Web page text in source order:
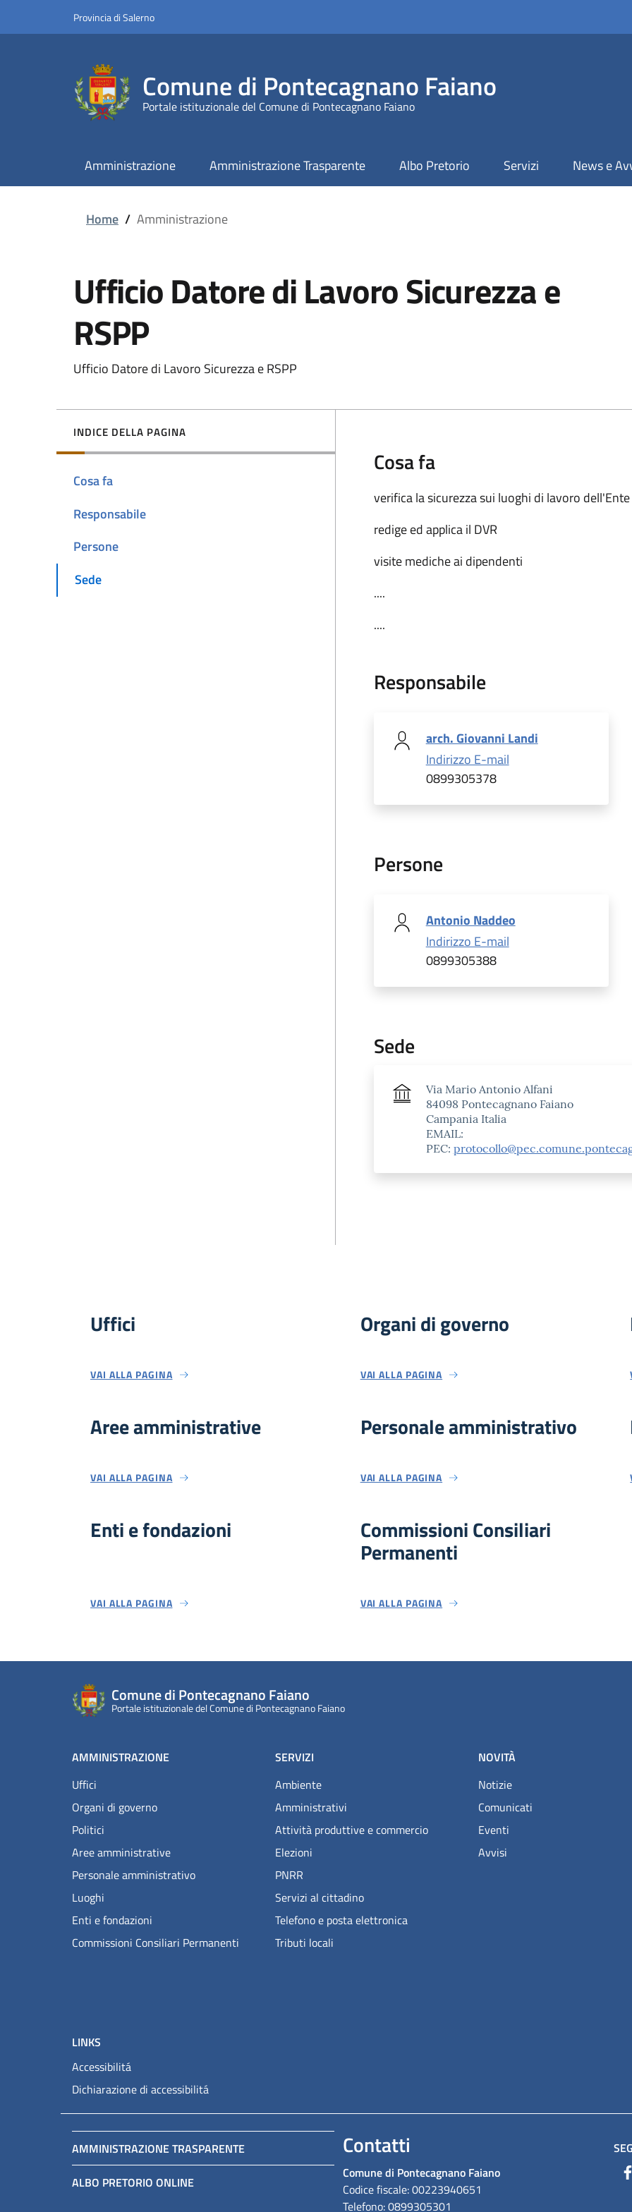
Provincia di Salerno
Comune di Pontecagnano Faiano
Portale istituzionale del Comune di Pontecagnano Faiano
Amministrazione Amministrazione Trasparente Albo Pretorio Servizi News e
Home / Amministrazione
Ufficio Datore di Lavoro Sicurezza e
RSPP
Ufficio Datore di Lavoro Sicurezza e RSPP
INDICE DELLA PAGINA
Cosa fa
Responsabile
Persone
Sede
Cosa fa
verifica la sicurezza sui luoghi di lavoro dell'Ente
redige ed applica il DVR
visite mediche ai dipendenti
....
....
Responsabile
arch. Giovanni Landi
Indirizzo E-mail
0899305378
Persone
Antonio Naddeo
Indirizzo E-mail
0899305388
Sede
Via Mario Antonio Alfani
84098 Pontecagnano Faiano
Campania Italia
EMAIL:
PEC:
Uffici
VAI ALLA PAGINA
Organi di governo
VAI ALLA PAGINA
Aree amministrative
VAI ALLA PAGINA
Personale amministrativo
VAI ALLA PAGINA
Enti e fondazioni
VAI ALLA PAGINA
Commissioni Consiliari
Permanenti
VAI ALLA PAGINA
Comune di Pontecagnano Faiano
Portale istituzionale del Comune di Pontecagnano Faiano
AMMINISTRAZIONE
Uffici
Organi di governo
Politici
Aree amministrative
Personale amministrativo
Luoghi
Enti e fondazioni
Commissioni Consiliari Permanenti
SERVIZI
Ambiente
Amministrativi
Attività produttive e commercio
Elezioni
PNRR
Servizi al cittadino
Telefono e posta elettronica
Tributi locali
NOVITÀ
Notizie
Comunicati
Eventi
Avvisi
LINKS
Accessibilitá
Dichiarazione di accessibilitá
AMMINISTRAZIONE TRASPARENTE
ALBO PRETORIO ONLINE
Contatti
Comune di Pontecagnano Faiano
Codice fiscale: 00223940651
Telefono: 0899305301